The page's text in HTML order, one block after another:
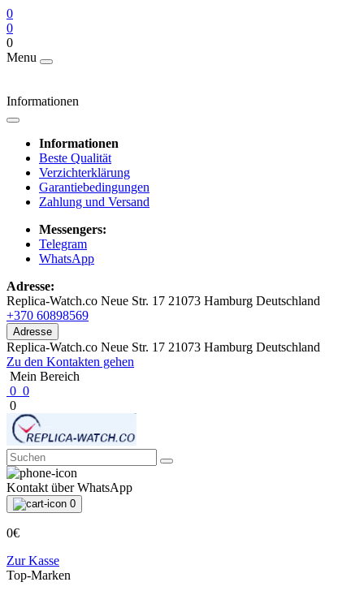
0
0
0
Menu
Informationen
Informationen
Beste Qualität
Verzichterklärung
Garantiebedingungen
Zahlung und Versand
Messengers:
Telegram
WhatsApp
Adresse:
Replica-Watch.co Neue Str. 17 21073 Hamburg Deutschland
+370 60898569
Adresse
Replica-Watch.co Neue Str. 17 21073 Hamburg Deutschland
Zu den Kontakten gehen
Mein Bereich
0 0
0
Kontakt über WhatsApp
0
0€
Zur Kasse
Top-Marken